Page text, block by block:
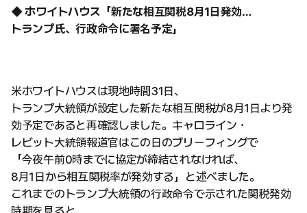
◆ ホワイトハウス「新たな相互関税8月1日発効…
トランプ氏、行政命令に署名予定」
米ホワイトハウスは現地時間31日、
トランプ大統領が設定した新たな相互関税が8月1日より発
効予定であると再確認しました。キャロライン・
レビット大統領報道官はこの日のブリーフィングで
「今夜午前0時までに協定が締結されなければ、
8月1日から相互関税率が発効する」と述べました。
これまでのトランプ大統領の行政命令で示された関税発効